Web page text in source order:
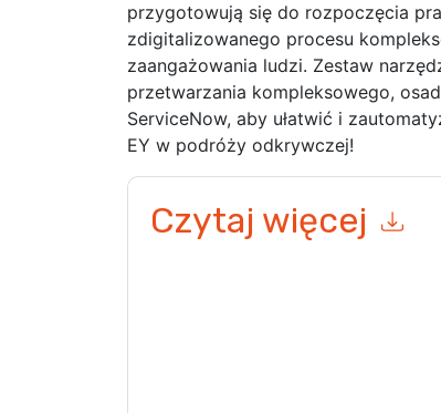
przygotowują się do rozpoczęcia
zdigitalizowanego procesu
zaangażowania ludzi. Zestaw
przetwarzania kompleksowego,
ServiceNow, aby ułatwić i
EY w podróży odkrywczej!
Czytaj więcej